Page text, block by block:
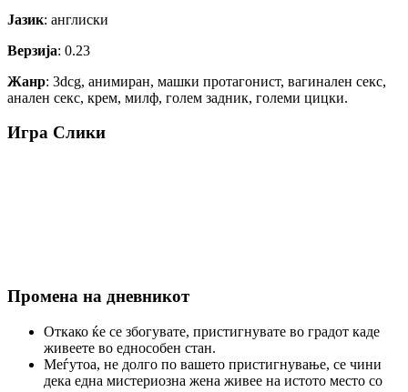
Јазик: англиски
Верзија: 0.23
Жанр: 3dcg, анимиран, машки протагонист, вагинален секс,
анален секс, крем, милф, голем задник, големи цицки.
Игра Слики
Промена на дневникот
Откако ќе се збогувате, пристигнувате во градот каде
живеете во еднособен стан.
Меѓутоа, не долго по вашето пристигнување, се чини
дека една мистериозна жена живее на истото место со